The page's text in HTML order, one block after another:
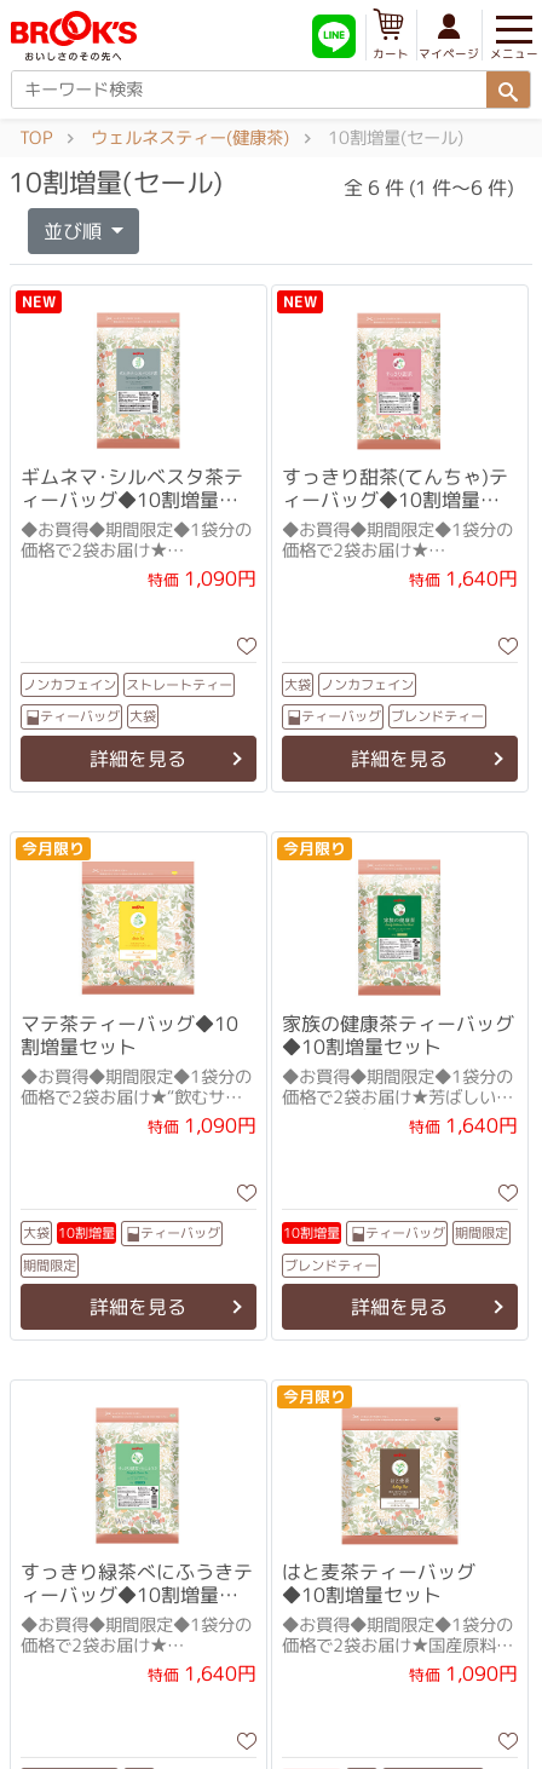
メニュー
マイページ
カート
TOP ウェルネスティー(健康茶) 10割増量(セール)
10割増量(セール) 全 6 件 (1 件～6 件)
並び順
NEW
ギムネマ･シルベスタ茶テ
ィーバッグ◆10割増量セ
ット
◆お買得◆期間限定◆1袋分の
価格で2袋お届け★
「グルマール（糖を壊すも
の）」の異名を持つ古代
特価1,090円
ノンカフェイン ストレートティー
ティーバッグ 大袋
詳細を見る
NEW
すっきり甜茶(てんちゃ)テ
ィーバッグ◆10割増量セ
ット
◆お買得◆期間限定◆1袋分の
価格で2袋お届け★
甜茶とシソ等の飲みやすいブ
特価1,640円
大袋 ノンカフェイン
ティーバッグ ブレンドティー
詳細を見る
今月限り
マテ茶ティーバッグ◆10
割増量セット
◆お買得◆期間限定◆1袋分の
価格で2袋お届け★“飲むサラ
ダ”で元気にキ・レ・イ！
特価1,090円
大袋 10割増量 ティーバッグ
期間限定
詳細を見る
今月限り
家族の健康茶ティーバッグ
◆10割増量セット
◆お買得◆期間限定◆1袋分の
価格で2袋お届け★芳ばしい香
り、さっぱりとした味
特価1,640円
10割増量 ティーバッグ 期間限定
ブレンドティー
詳細を見る
すっきり緑茶べにふうきテ
ィーバッグ◆10割増量セ
ット
◆お買得◆期間限定◆1袋分の
価格で2袋お届け★
ペパーミント配合のさわやか
特価1,640円
今月限り
はと麦茶ティーバッグ
◆10割増量セット
◆お買得◆期間限定◆1袋分の
価格で2袋お届け★国産原料に
リニューアル！★特価1,090円